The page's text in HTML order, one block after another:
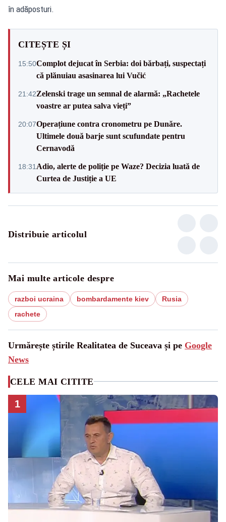
în adăposturi.
CITEȘTE ȘI
15:50Complot dejucat în Serbia: doi bărbați, suspectați
că plănuiau asasinarea lui Vučić
21:42Zelenski trage un semnal de alarmă: „Rachetele
voastre ar putea salva vieți”
20:07Operațiune contra cronometru pe Dunăre.
Ultimele două barje sunt scufundate pentru
Cernavodă
18:31 Adio, alerte de poliție pe Waze? Decizia luată de
Curtea de Justiție a UE
Distribuie articolul
Mai multe articole despre
razboi ucraina bombardamente kiev
Rusia
rachete
Urmărește știrile Realitatea de Suceava și pe Google
News
CELE MAI CITITE
1